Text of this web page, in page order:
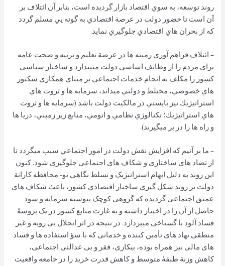
روند توسعه، به سوي اقتصاد بازار گرديده است، بنابر آن ائتلاف بر
آن است تا حضور دولت در عرصة اقتصادي به گونه يي مسلم گردد
كه از بحران هاي اقتصادي جلوگيري نمايد.
– ائتلاف فراهم آوري زمينه ها در عرصة تعليم و تربيه و صحت عامه
براي مردم را از وظايف اساسي دولت ميپندارد و ساختار سياسي
كشور را مكلف به انجام خدمات اجتماعي بر مبناي همكاري سكتور
هاي خصوصي، مختلط و دولتي ميداند، سرمايه ها و ثروت هاي
استراتيژيك نيز بايستي در مالكيت دولت باشد (سرمايه ها و ثروت
هاي استراتيژيك؛ تكنالوژي نظامي و اتومي، منابع زير زميني، دريا ها
و راه ها را در بر ميگيرند).
– ما بر آنيم كه افزايش نقش دولت در امور اجتماعي سبب ميگردد تا
از تضاد های ساختاری و شکاف های اجتماعی جلوگیری شود. کنون
این روند به دلیل ابهام استراتیژیک و تسلط نگاهي نو- محافظه كارانة
دولت بر روند شكل گيري ساختار اقتصادي كشور، باعث شکاف های
عمیق اجتماعی گردیده که گروهی کوچک پیوسته سرمایه و سود
حاصل از آن را در اختیار داشته و به غارت منابع کشور در یک پروسۀ
فساد آلود با گستاخی میپردازد. در نتیجه در اثر انحلال بی رویه و غیر
منطقی نهاد های تأمین کننده و خدماتی كه با سؤ استفاده ها و فساد
های مالی نیز همراه بوده، بیکاری، فقر و بی عدالتی اجتماعی،
کاهش وزنة طبقۀ متوسط و کاهش قدرت خرید را در جامعه واقعيت